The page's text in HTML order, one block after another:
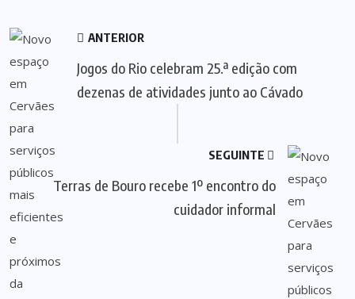
ANTERIOR
Jogos do Rio celebram 25.ª edição com
dezenas de atividades junto ao Cávado
SEGUINTE
Terras de Bouro recebe 1º encontro do
cuidador informal